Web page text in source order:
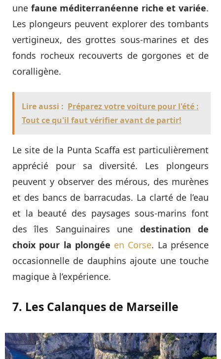
une faune méditerranéenne riche et variée.
Les plongeurs peuvent explorer des tombants
vertigineux, des grottes sous-marines et des
fonds rocheux recouverts de gorgones et de
coralligène.
Lire aussi : Préparez votre voiture pour l'été :
Tout ce qu'il faut vérifier avant de partir!
Le site de la Punta Scaffa est particulièrement
apprécié pour sa diversité. Les plongeurs
peuvent y observer des mérous, des murènes
et des bancs de barracudas. La clarté de l’eau
et la beauté des paysages sous-marins font
des îles Sanguinaires une destination de
choix pour la plongée en Corse. La présence
occasionnelle de dauphins ajoute une touche
magique à l’expérience.
7. Les Calanques de Marseille